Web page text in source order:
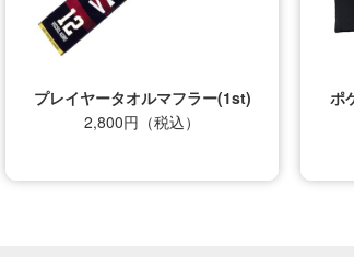
プレイヤータオルマフラー(1st)
2,800円（税込）
ポ